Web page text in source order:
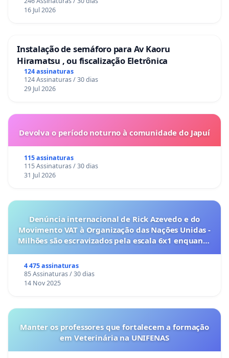
16 Jul 2026
Instalação de semáforo para Av Kaoru
Hiramatsu , ou fiscalização Eletrônica
124 assinaturas
124 Assinaturas / 30 dias
29 Jul 2026
Devolva o período noturno à comunidade do Japuí
115 assinaturas
115 Assinaturas / 30 dias
31 Jul 2026
Denúncia internacional de Rick Azevedo e do
Movimento VAT à Organização das Nações Unidas -
Milhões são escravizados pela escala 6x1 enquanto
4 475 assinaturas
85 Assinaturas / 30 dias
14 Nov 2025
Manter os professores que fortalecem a formação
em Veterinária na UNIFENAS